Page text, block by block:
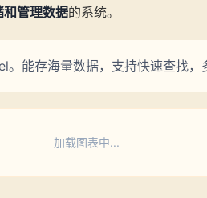
和管理数据的系统。
能存海量数据，支持快速查找，
加载图表中...